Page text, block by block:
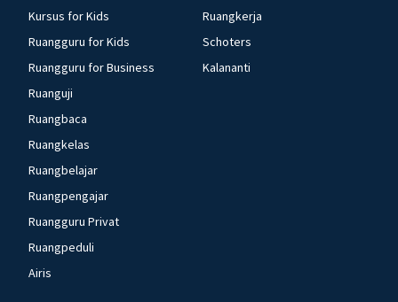
Kursus for Kids
Ruangguru for Kids
Ruangguru for Business
Ruanguji
Ruangbaca
Ruangkelas
Ruangbelajar
Ruangpengajar
Ruangguru Privat
Ruangpeduli
Airis
Ruangkerja
Schoters
Kalananti